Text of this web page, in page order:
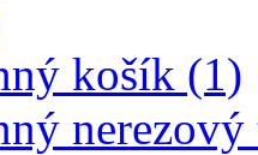
košík (1)
nerezový